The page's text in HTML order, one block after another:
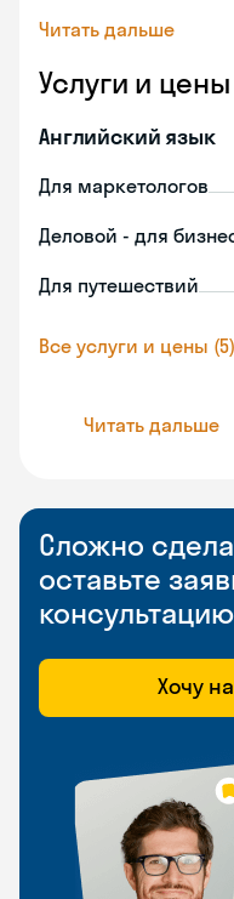
Читать дальше
Услуги и цены
Английский язык
Для маркетологов
Деловой - для
Для путешествий
Все услуги и цены (5)
Читать дальше
Сложно
оставьте
консультацию
Хочу